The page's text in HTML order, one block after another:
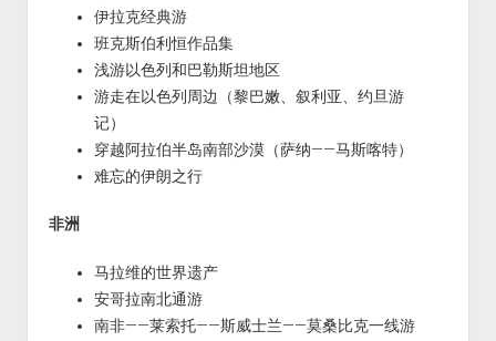
伊拉克经典游
班克斯伯利恒作品集
浅游以色列和巴勒斯坦地区
游走在以色列周边（黎巴嫩、叙利亚、约旦游
记）
穿越阿拉伯半岛南部沙漠（萨纳——马斯喀特）
难忘的伊朗之行
非洲
马拉维的世界遗产
安哥拉南北通游
南非——莱索托——斯威士兰——莫桑比克一线游